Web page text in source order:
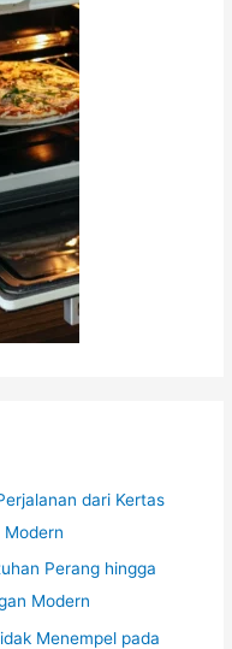
dari Kertas
Modern
Perang hingga
Modern
Menempel pada